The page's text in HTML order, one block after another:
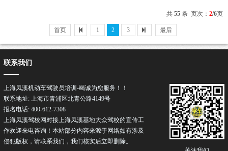
共55 条 页次：2/6页
首页 1 2 3 最后
联系我们
上海凤溪机动车驾驶员培训-竭诚为您服务！！
联系地址: 上海市青浦区北青公路4149号
报名电话: 400-612-7308
上海凤溪驾校网对接上海凤溪基地大众驾校的宣传工
作欢迎来电咨询！本站部分内容来源于网络如有涉及
侵犯版权，请联系我们，我们核实后立即删除。